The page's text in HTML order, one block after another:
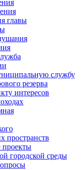
главы
службу
резерва
интересов
пространств
городской среды